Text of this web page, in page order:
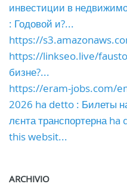
инвестиции в
: Годовой и?...
https://
https://linkseo.live/
бизне?...
https://eram-jobs.com/
2026 ha detto : Билеты
лєнта транспортерна
this websit...
ARCHIVIO